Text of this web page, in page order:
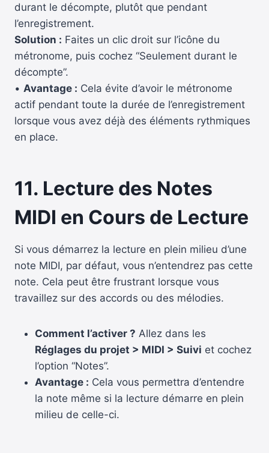
durant le décompte, plutôt que pendant
l’enregistrement.
Solution : Faites un clic droit sur l’icône du
métronome, puis cochez “Seulement durant le
décompte”.
• Avantage : Cela évite d’avoir le métronome
actif pendant toute la durée de l’enregistrement
lorsque vous avez déjà des éléments rythmiques
en place.
11. Lecture des Notes
MIDI en Cours de Lecture
Si vous démarrez la lecture en plein milieu d’une
note MIDI, par défaut, vous n’entendrez pas cette
note. Cela peut être frustrant lorsque vous
travaillez sur des accords ou des mélodies.
Comment l’activer ? Allez dans les
Réglages du projet > MIDI > Suivi et cochez
l’option “Notes”.
Avantage : Cela vous permettra d’entendre
la note même si la lecture démarre en plein
milieu de celle-ci.